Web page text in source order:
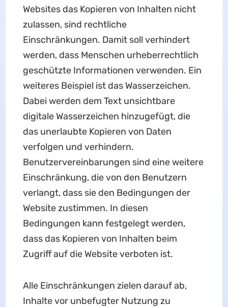
Websites das Kopieren von Inhalten nicht
zulassen, sind rechtliche
Einschränkungen. Damit soll verhindert
werden, dass Menschen urheberrechtlich
geschützte Informationen verwenden. Ein
weiteres Beispiel ist das Wasserzeichen.
Dabei werden dem Text unsichtbare
digitale Wasserzeichen hinzugefügt, die
das unerlaubte Kopieren von Daten
verfolgen und verhindern.
Benutzervereinbarungen sind eine weitere
Einschränkung, die von den Benutzern
verlangt, dass sie den Bedingungen der
Website zustimmen. In diesen
Bedingungen kann festgelegt werden,
dass das Kopieren von Inhalten beim
Zugriff auf die Website verboten ist.
Alle Einschränkungen zielen darauf ab,
Inhalte vor unbefugter Nutzung zu